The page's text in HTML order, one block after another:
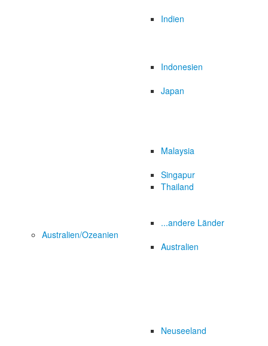
Indien
Indonesien
Japan
Malaysia
Singapur
Thailand
...andere Länder
Australien/Ozeanien
Australien
Neuseeland